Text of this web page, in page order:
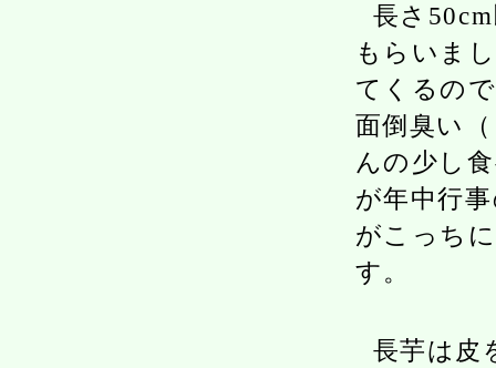
長さ
もらいま
てくるの
面倒臭い
んの少し
が年中行
がこっち
す。
長芋は皮